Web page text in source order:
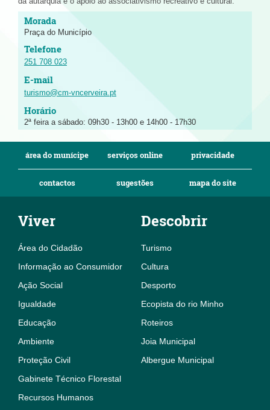
Praça do Município
251 708 023
turismo@cm-vncerveira.pt
2ª feira a sábado: 09h30 - 13h00 e 14h00 - 17h30
área do munícipe serviços online privacidade
contactos sugestões mapa do site
Viver
Área do Cidadão
Informação ao Consumidor
Ação Social
Igualdade
Educação
Ambiente
Proteção Civil
Gabinete Técnico Florestal
Recursos Humanos
Descobrir
Turismo
Cultura
Desporto
Ecopista do rio Minho
Roteiros
Joia Municipal
Albergue Municipal